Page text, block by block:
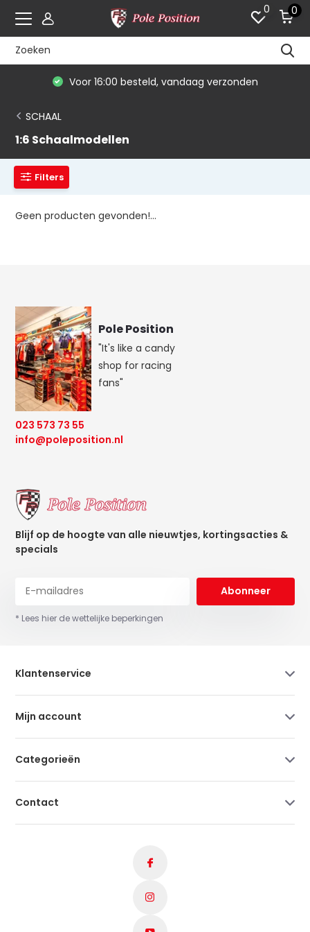
0 0
Voor 16:00 besteld, vandaag verzonden
SCHAAL
1:6 Schaalmodellen
Filters
Geen producten gevonden!...
Pole Position
"It's like a candy
shop for racing
fans"
023 573 73 55
info@poleposition.nl
Blijf op de hoogte van alle nieuwtjes, kortingsacties &
specials
Abonneer
* Lees hier de wettelijke beperkingen
Klantenservice
Mijn account
Categorieën
Contact